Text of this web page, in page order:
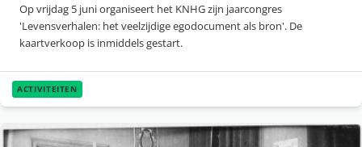
Op vrijdag 5 juni organiseert het KNHG zijn jaarcongres
'Levensverhalen: het veelzijdige egodocument als bron'. De
kaartverkoop is inmiddels gestart.
ACTIVITEITEN